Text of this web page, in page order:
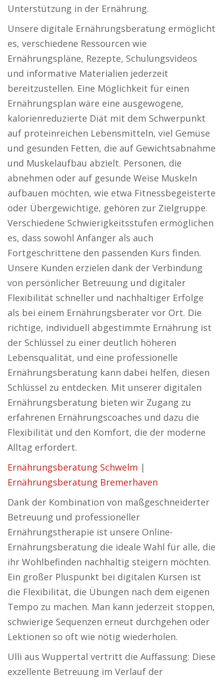
Unterstützung in der Ernährung.
Unsere digitale Ernährungsberatung ermöglicht
es, verschiedene Ressourcen wie
Ernährungspläne, Rezepte, Schulungsvideos
und informative Materialien jederzeit
bereitzustellen. Eine Möglichkeit für einen
Ernährungsplan wäre eine ausgewogene,
kalorienreduzierte Diät mit dem Schwerpunkt
auf proteinreichen Lebensmitteln, viel Gemüse
und gesunden Fetten, die auf Gewichtsabnahme
und Muskelaufbau abzielt. Personen, die
abnehmen oder auf gesunde Weise Muskeln
aufbauen möchten, wie etwa Fitnessbegeisterte
oder Übergewichtige, gehören zur Zielgruppe.
Verschiedene Schwierigkeitsstufen ermöglichen
es, dass sowohl Anfänger als auch
Fortgeschrittene den passenden Kurs finden.
Unsere Kunden erzielen dank der Verbindung
von persönlicher Betreuung und digitaler
Flexibilität schneller und nachhaltiger Erfolge
als bei einem Ernährungsberater vor Ort. Die
richtige, individuell abgestimmte Ernährung ist
der Schlüssel zu einer deutlich höheren
Lebensqualität, und eine professionelle
Ernährungsberatung kann dabei helfen, diesen
Schlüssel zu entdecken. Mit unserer digitalen
Ernährungsberatung bieten wir Zugang zu
erfahrenen Ernährungscoaches und dazu die
Flexibilität und den Komfort, die der moderne
Alltag erfordert.
Ernährungsberatung Schwelm |
Ernährungsberatung Bremerhaven
Dank der Kombination von maßgeschneiderter
Betreuung und professioneller
Ernährungstherapie ist unsere Online-
Ernährungsberatung die ideale Wahl für alle, die
ihr Wohlbefinden nachhaltig steigern möchten.
Ein großer Pluspunkt bei digitalen Kursen ist
die Flexibilität, die Übungen nach dem eigenen
Tempo zu machen. Man kann jederzeit stoppen,
schwierige Sequenzen erneut durchgehen oder
Lektionen so oft wie nötig wiederholen.
Ulli aus Wuppertal vertritt die Auffassung: Diese
exzellente Betreuung im Verlauf der